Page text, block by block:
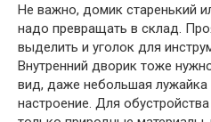
Не важно, домик старенький
надо превращать в склад.
выделить и уголок для
Внутренний дворик тоже
вид, даже небольшая лужайка
настроение. Для